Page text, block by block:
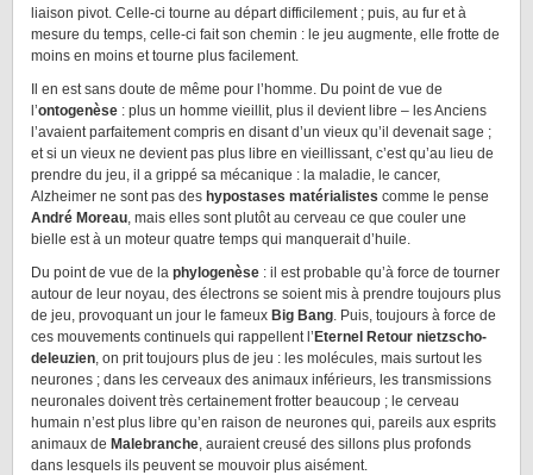
liaison pivot. Celle-ci tourne au départ difficilement ; puis, au fur et à
mesure du temps, celle-ci fait son chemin : le jeu augmente, elle frotte de
moins en moins et tourne plus facilement.
Il en est sans doute de même pour l’homme. Du point de vue de
l’ontogenèse : plus un homme vieillit, plus il devient libre – les Anciens
l’avaient parfaitement compris en disant d’un vieux qu’il devenait sage ;
et si un vieux ne devient pas plus libre en vieillissant, c’est qu’au lieu de
prendre du jeu, il a grippé sa mécanique : la maladie, le cancer,
Alzheimer ne sont pas des hypostases matérialistes comme le pense
André Moreau, mais elles sont plutôt au cerveau ce que couler une
bielle est à un moteur quatre temps qui manquerait d’huile.
Du point de vue de la phylogenèse : il est probable qu’à force de tourner
autour de leur noyau, des électrons se soient mis à prendre toujours plus
de jeu, provoquant un jour le fameux Big Bang. Puis, toujours à force de
ces mouvements continuels qui rappellent l’ Eternel Retour nietzscho-
deleuzien, on prit toujours plus de jeu : les molécules, mais surtout les
neurones ; dans les cerveaux des animaux inférieurs, les transmissions
neuronales doivent très certainement frotter beaucoup ; le cerveau
humain n’est plus libre qu’en raison de neurones qui, pareils aux esprits
animaux de Malebranche, auraient creusé des sillons plus profonds
dans lesquels ils peuvent se mouvoir plus aisément.